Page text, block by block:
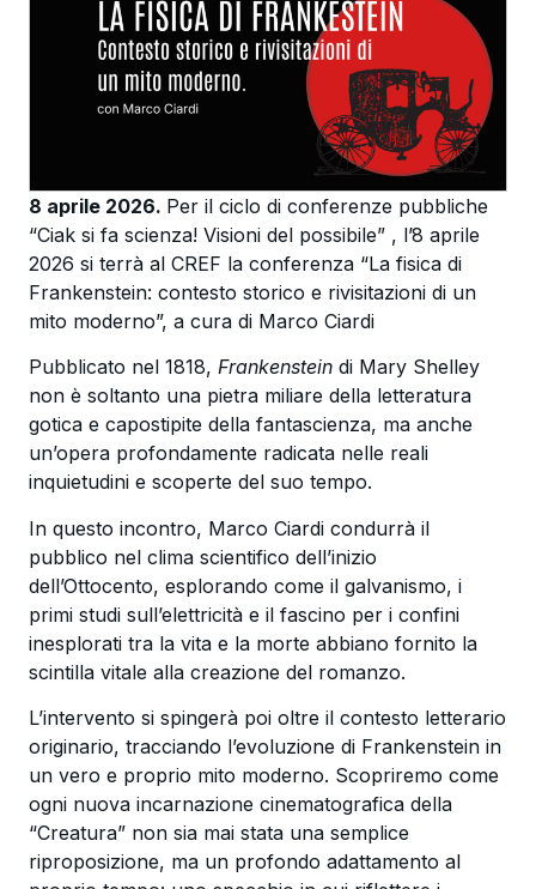
8 aprile 2026. Per il ciclo di conferenze pubbliche
“Ciak si fa scienza! Visioni del possibile” , l’8 aprile
2026 si terrà al CREF la conferenza “La fisica di
Frankenstein: contesto storico e rivisitazioni di un
mito moderno”, a cura di Marco Ciardi
Pubblicato nel 1818, Frankensteindi Mary Shelley
non è soltanto una pietra miliare della letteratura
gotica e capostipite della fantascienza, ma anche
un’opera profondamente radicata nelle reali
inquietudini e scoperte del suo tempo.
In questo incontro, Marco Ciardi condurrà il
pubblico nel clima scientifico dell’inizio
dell’Ottocento, esplorando come il galvanismo, i
primi studi sull’elettricità e il fascino per i confini
inesplorati tra la vita e la morte abbiano fornito la
scintilla vitale alla creazione del romanzo.
L’intervento si spingerà poi oltre il contesto letterario
originario, tracciando l’evoluzione di Frankenstein in
un vero e proprio mito moderno. Scopriremo come
ogni nuova incarnazione cinematografica della
“Creatura” non sia mai stata una semplice
riproposizione, ma un profondo adattamento al